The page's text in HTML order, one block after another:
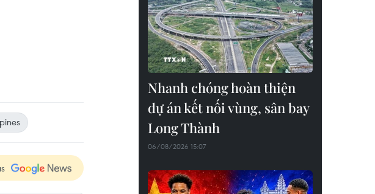
Nhanh chóng hoàn thiện
dự án kết nối vùng, sân bay
Long Thành
06/08/2026 15:07